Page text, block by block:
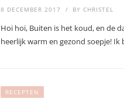
8 DECEMBER 2017 BY CHRISTEL
Hoi hoi, Buiten is het koud, en de
heerlijk warm en gezond soepje! Ik
RECEPTEN